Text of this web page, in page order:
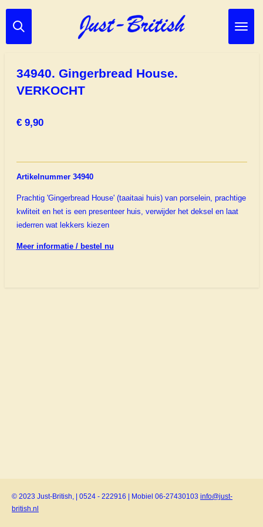
Ga
direct
34940. Gingerbread House.
VERKOCHT
€ 9,90
Artikelnummer 34940
Prachtig 'Gingerbread House' (taaitaai huis) van porselein, prachtige
kwliteit en het is een presenteer huis, verwijder het deksel en laat
iederren wat lekkers kiezen
Meer informatie / bestel nu
© 2023 Just-British, | 0524 - 222916 | Mobiel 06-27430103 info@just-
british.nl